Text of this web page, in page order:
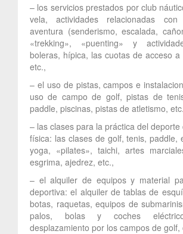
– los servicios prestados por club
vela, actividades relacionadas
aventura (senderismo, escalada,
«trekking», «puenting» y
boleras, hípica, las cuotas de acceso a
etc.,
– el uso de pistas, campos e
uso de campo de golf, pistas de
paddle, piscinas, pistas de atletismo,
– las clases para la práctica del deporte
física: las clases de golf, tenis, paddle,
yoga, «pilates», taichi, artes
esgrima, ajedrez, etc.,
– el alquiler de equipos y material
deportiva: el alquiler de tablas de
botas, raquetas, equipos de
palos, bolas y coches
desplazamiento por los campos de golf,